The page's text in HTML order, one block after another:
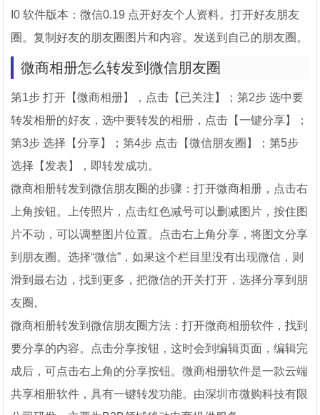
I0 软件版本：微信0.19 点开好友个人资料。打开好友朋友
圈。复制好友的朋友圈图片和内容。发送到自己的朋友圈。
微商相册怎么转发到微信朋友圈
第1步 打开【微商相册】，点击【已关注】；第2步 选中要
转发相册的好友，选中要转发的相册，点击【一键分享】；
第3步 选择【分享】；第4步 点击【微信朋友圈】；第5步
选择【发表】，即转发成功。
微商相册转发到微信朋友圈的步骤：打开微商相册，点击右
上角按钮。上传照片，点击红色减号可以删减图片，按住图
片不动，可以调整图片位置。点击右上角分享，将图文分享
到朋友圈。选择“微信”，如果这个栏目里没有出现微信，则
滑到最右边，找到更多，把微信的开关打开，选择分享到朋
友圈。
微商相册转发到微信朋友圈方法：打开微商相册软件，找到
要分享的内容。点击分享按钮，这时会到编辑页面，编辑完
成后，可点击右上角的分享按钮。微商相册软件是一款云端
共享相册软件，具有一键转发功能。由深圳市微购科技有限